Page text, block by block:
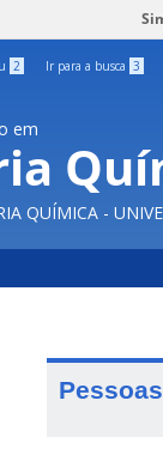
2 Ir para a busca 3
em
QUÍMICA -